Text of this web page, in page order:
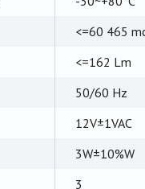
<=60 465
<=162 Lm
50/60 Hz
12V±1VAC
3W±10%W
3